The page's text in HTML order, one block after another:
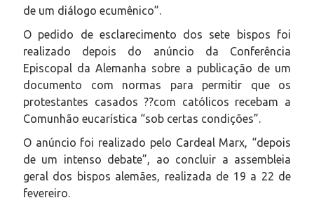
de um diálogo ecumênico”.
O pedido de esclarecimento dos sete bispos foi
realizado depois do anúncio da Conferência
Episcopal da Alemanha sobre a publicação de um
documento com normas para permitir que os
protestantes casados ??com católicos recebam a
Comunhão eucarística “sob certas condições”.
O anúncio foi realizado pelo Cardeal Marx, “depois
de um intenso debate”, ao concluir a assembleia
geral dos bispos alemães, realizada de 19 a 22 de
fevereiro.